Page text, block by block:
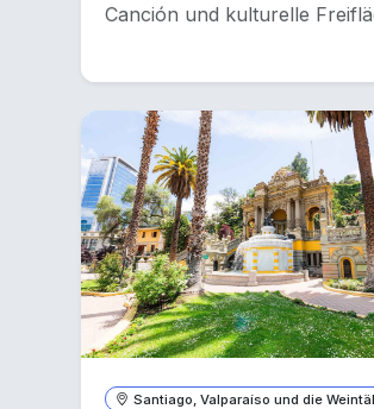
Canción und kulturelle
Santiago, Valparaíso und die